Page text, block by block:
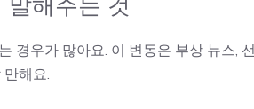
경우가 많아요. 이 변동은 부상 뉴스,
해요.